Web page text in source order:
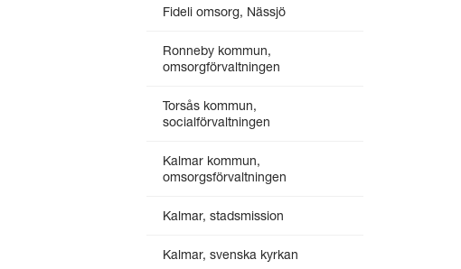
Fideli omsorg, Nässjö
Ronneby kommun,
omsorgförvaltningen
Torsås kommun,
socialförvaltningen
Kalmar kommun,
omsorgsförvaltningen
Kalmar, stadsmission
Kalmar, svenska kyrkan